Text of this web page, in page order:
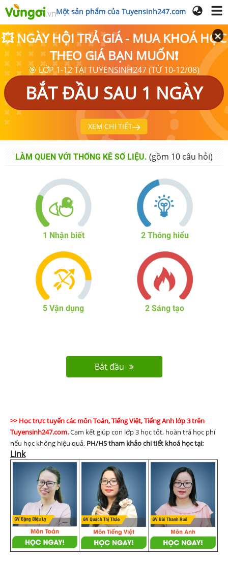
Một sản phẩm của Tuyensinh247.com
💥 NGÀY HỘI TRẢ GIÁ - MUA KHOÁ HỌC
THEO GIÁ BẠN MUỐN❗
🎯 LỚP 1-12 TẠI TUYENSINH247 (TỪ 10-12/08)
BẮT ĐẦU SAU 1 NGÀY
XEM CHI TIẾT
LÀM QUEN VỚI THỐNG KÊ SỐ LIỆU. (gồm 10 câu hỏi)
1 Nhận biết 2 Thông hiểu
5 Vận dụng 2 Sáng tạo
Bắt đầu
>> Học trực tuyến các môn Toán, Tiếng Việt, Tiếng Anh lớp 3 trên
Tuyensinh247.com.Cam kết giúp con lớp 3 học tốt, hoàn trả học phí
nếu học không hiệu quả. PH/HStham khảo chi tiết khoá học tại:
Link